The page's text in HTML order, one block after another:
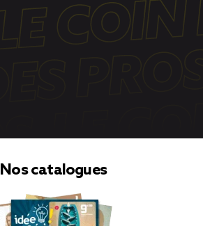
Nos catalogues